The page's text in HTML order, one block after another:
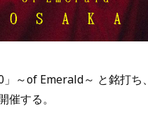
～of Emerald～ と銘打
する。